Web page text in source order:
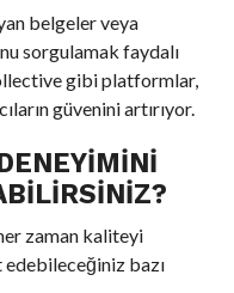
belgeler veya
sorgulamak faydalı
gibi platformlar,
güvenini artırıyor.
zaman kaliteyi
bazı